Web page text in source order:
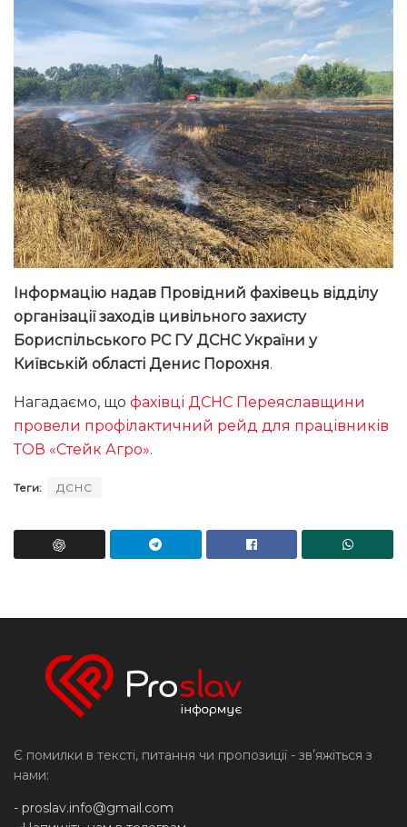
Інформацію надав Провідний фахівець відділу
організації заходів цивільного захисту
Бориспільського РС ГУ ДСНС України у
Київській області Денис Порохня.
Нагадаємо, що фахівці ДСНС Переяславщини
провели профілактичний рейд для працівників
ТОВ «Стейк Агро».
Теги: ДСНС
Є помилки в тексті, питання чи пропозиції - звʼяжіться з
нами:
- proslav.info@gmail.com